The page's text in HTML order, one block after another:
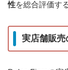
性を総合評価す
実店舗販売